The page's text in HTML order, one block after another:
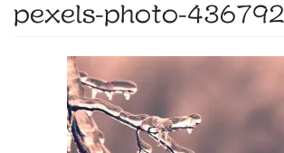
pexels-photo-436792